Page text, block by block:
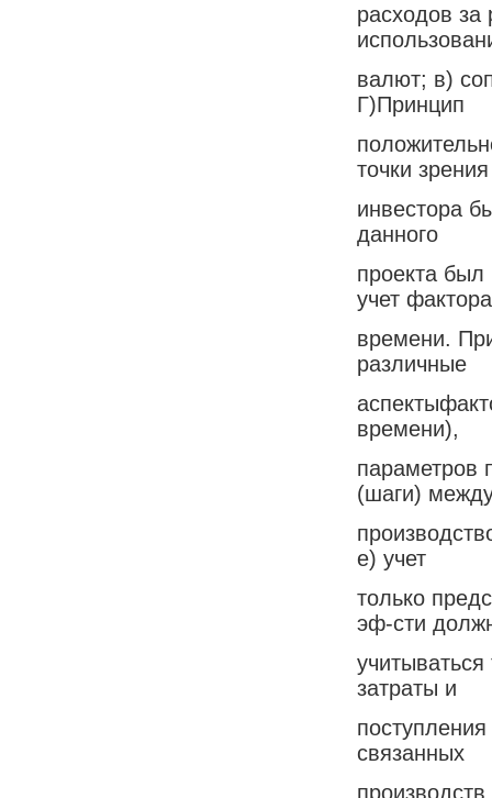
расходов за
валют; в)
Г)Принцип
точки зрения
инвестора
данного
проекта
учет фактора
времени.
различные
времени),
параметров
(шаги)
е) учет
только
эф-сти
затраты и
связанных